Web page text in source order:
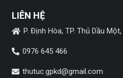
LIÊN HỆ
P. Định Hòa, TP. Thủ Dầu
0976 645 466
thutuc.gpkd@gmail.com